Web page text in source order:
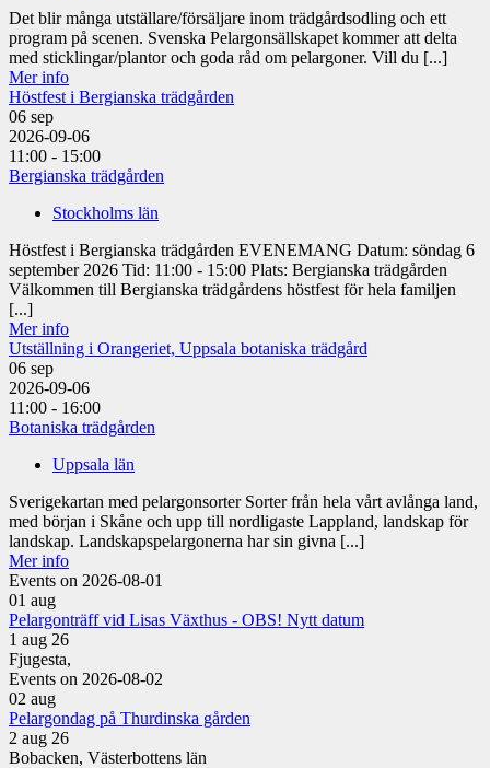
Det blir många utställare/försäljare inom trädgårdsodling och ett
program på scenen. Svenska Pelargonsällskapet kommer att delta
med sticklingar/plantor och goda råd om pelargoner. Vill du [...]
Mer info
Höstfest i Bergianska trädgården
06 sep
2026-09-06
11:00 - 15:00
Bergianska trädgården
Stockholms län
Höstfest i Bergianska trädgården EVENEMANG Datum: söndag 6
september 2026 Tid: 11:00 - 15:00 Plats: Bergianska trädgården
Välkommen till Bergianska trädgårdens höstfest för hela familjen
[...]
Mer info
Utställning i Orangeriet, Uppsala botaniska trädgård
06 sep
2026-09-06
11:00 - 16:00
Botaniska trädgården
Uppsala län
Sverigekartan med pelargonsorter Sorter från hela vårt avlånga land,
med början i Skåne och upp till nordligaste Lappland, landskap för
landskap. Landskapspelargonerna har sin givna [...]
Mer info
Events on 2026-08-01
01 aug
Pelargonträff vid Lisas Växthus - OBS! Nytt datum
1 aug 26
Fjugesta,
Events on 2026-08-02
02 aug
Pelargondag på Thurdinska gården
2 aug 26
Bobacken, Västerbottens län